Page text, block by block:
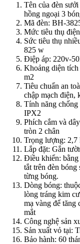
Tên của đèn sưởi
hồng ngoại 3
Mã đèn: BH-
Mức tiêu thụ
Sức tiêu thụ
825 w
Điệp áp: 220v-
Khoảng diện
m2
Tiêu chuẩn an
chập mạch điện,
Tính năng
IPX2
Phích cắm và
tròn 2 chân
Trọng lượng: 2,7
Lắp đặt: Gắn
Điều khiển: bằng
tắt trên đèn bóng
từng bóng.
Dòng bóng:
lòng tráng kim
mạ vàng để tăng
mắt
Công nghệ sản
Sản xuất vỏ tại:
Bảo hành: 60